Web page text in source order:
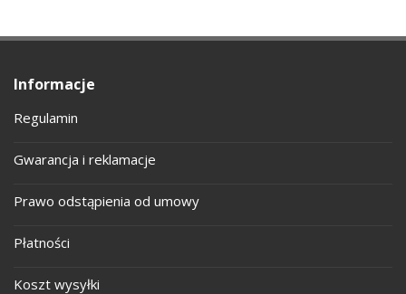
Informacje
Regulamin
Gwarancja i reklamacje
Prawo odstąpienia od umowy
Płatności
Koszt wysyłki